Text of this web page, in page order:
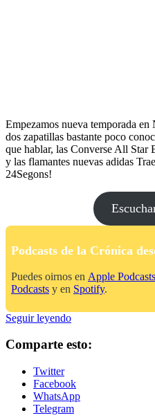
Empezamos nueva temporada
dos zapatillas bastante poco
que hablar, las Converse All Star
y las flamantes nuevas adidas
24Segons!
Podcasts de la Crónica
Puedes oirnos en Apple Podcasts
Podcasts y en Spotify.
Seguir leyendoNo
Tires
Lengüeta:
Cap.
22
–
Comparte esto:
Twitter
Facebook
WhatsApp
Telegram